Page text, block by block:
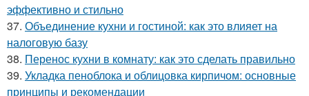
эффективно и стильно
37. Объединение кухни и гостиной: как это влияет на
налоговую базу
38. Перенос кухни в комнату: как это сделать правильно
39. Укладка пеноблока и облицовка кирпичом: основные
принципы и рекомендации